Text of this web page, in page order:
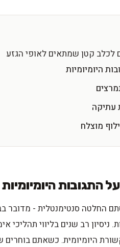
קטן שמתאים לאופי הגזע
היומיומיות
עתיקה
מוצלח
התגובות היומיומיות
החלטה סנטימנטלית - מדובר
רב שנים בליווי תהליכי
היומיומית. כשאתם